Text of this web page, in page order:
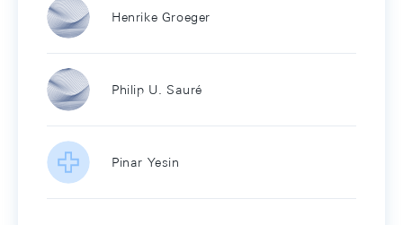
Henrike Groeger
Philip U. Sauré
Pinar Yesin